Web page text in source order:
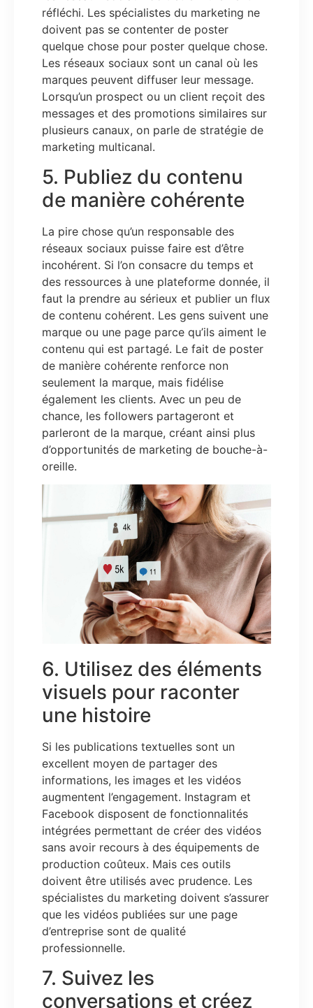
réfléchi. Les spécialistes du marketing ne
doivent pas se contenter de poster
quelque chose pour poster quelque chose.
Les réseaux sociaux sont un canal où les
marques peuvent diffuser leur message.
Lorsqu’un prospect ou un client reçoit des
messages et des promotions similaires sur
plusieurs canaux, on parle de stratégie de
marketing multicanal.
5. Publiez du contenu
de manière cohérente
La pire chose qu’un responsable des
réseaux sociaux puisse faire est d’être
incohérent. Si l’on consacre du temps et
des ressources à une plateforme donnée, il
faut la prendre au sérieux et publier un flux
de contenu cohérent. Les gens suivent une
marque ou une page parce qu’ils aiment le
contenu qui est partagé. Le fait de poster
de manière cohérente renforce non
seulement la marque, mais fidélise
également les clients. Avec un peu de
chance, les followers partageront et
parleront de la marque, créant ainsi plus
d’opportunités de marketing de bouche-à-
oreille.
6. Utilisez des éléments
visuels pour raconter
une histoire
Si les publications textuelles sont un
excellent moyen de partager des
informations, les images et les vidéos
augmentent l’engagement. Instagram et
Facebook disposent de fonctionnalités
intégrées permettant de créer des vidéos
sans avoir recours à des équipements de
production coûteux. Mais ces outils
doivent être utilisés avec prudence. Les
spécialistes du marketing doivent s’assurer
que les vidéos publiées sur une page
d’entreprise sont de qualité
professionnelle.
7. Suivez les
conversations et créez